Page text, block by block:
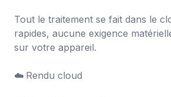
Tout le traitement se fait dans le
rapides, aucune exigence
sur votre appareil.
☁️	Rendu cloud